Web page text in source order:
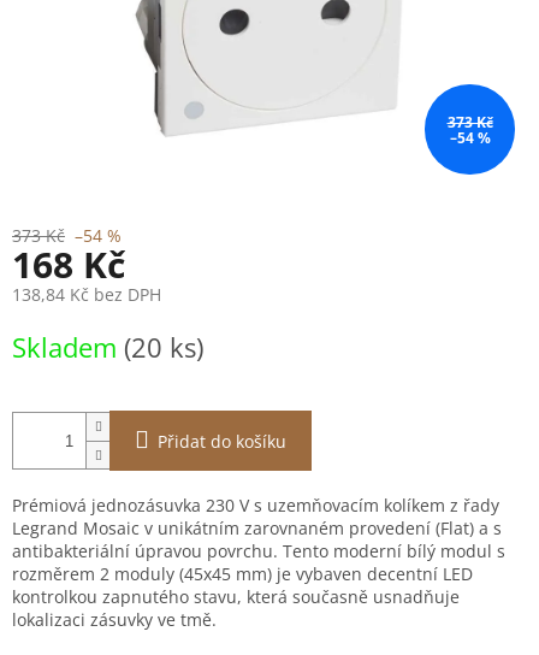
373 Kč
–54 %
373 Kč –54 %
168 Kč
138,84 Kč bez DPH
cena:
Skladem (20 ks)
Přidat do košíku
Prémiová jednozásuvka 230 V s uzemňovacím kolíkem z řady
Legrand Mosaic v unikátním zarovnaném provedení (Flat) a s
antibakteriální úpravou povrchu. Tento moderní bílý modul s
rozměrem 2 moduly (45x45 mm) je vybaven decentní LED
kontrolkou zapnutého stavu, která současně usnadňuje
lokalizaci zásuvky ve tmě.